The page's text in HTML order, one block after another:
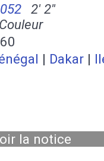
2' 2''
| Dakar |
la notice